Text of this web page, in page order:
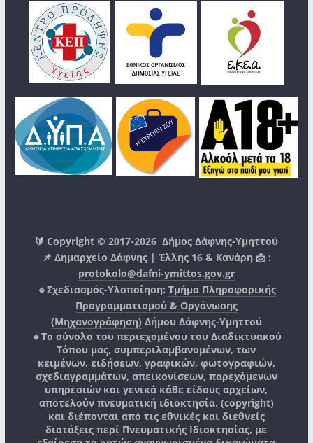
🔰 Copyright © 2017-2026Δήμος Δάφνης-Υμηττού
📌 Δημαρχείο Δάφνης | Έλλης 16 & Κανάρη 📩 :
protokolo@dafni-ymittos.gov.gr
🔹Σχεδιασμός-Υλοποίηση: Τμήμα Πληροφορικής
Προγραμματισμού & Οργάνωσης
(Μηχανογράφηση) Δήμου Δάφνης-Υμηττού
🔸Το σύνολο του περιεχομένου του Διαδικτυακού
Τόπου μας, συμπεριλαμβανομένων, των
κειμένων, ειδήσεων, γραφικών, φωτογραφιών,
σχεδιαγραμμάτων, απεικονίσεων, παρεχόμενων
υπηρεσιών και γενικά κάθε είδους αρχείων,
αποτελούν πνευματική ιδιοκτησία, (copyright)
και διέπονται από τις εθνικές και διεθνείς
διατάξεις περί Πνευματικής Ιδιοκτησίας, με